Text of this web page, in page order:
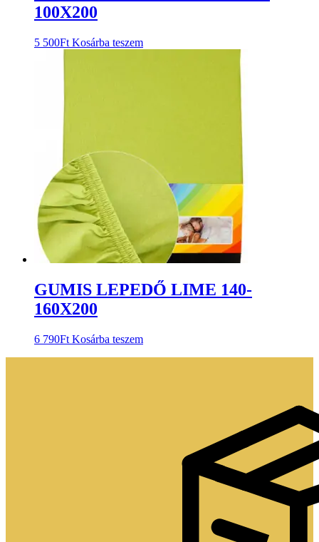
100X200
5 500Ft Kosárba teszem
GUMIS LEPEDŐ LIME 140-
160X200
6 790Ft Kosárba teszem